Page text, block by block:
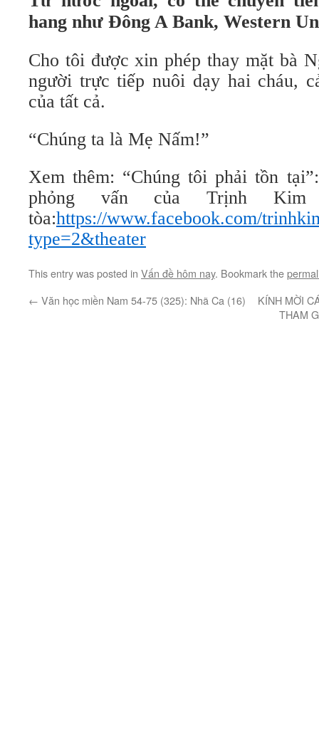
hang như Đông A Bank, Western
Cho tôi được xin phép thay mặt bà
người trực tiếp nuôi dạy hai cháu,
của tất cả.
“Chúng ta là Mẹ Nấm!”
Xem thêm: “Chúng tôi phải tồn
phỏng vấn của Trịnh Kim
tòa:https://www.facebook.com/
type=2&theater
This entry was posted in Vấn đề hôm nay. Bookmark the
← Văn học miền Nam 54-75 (325): Nhã Ca (16)
KÍNH MỜI
THAM